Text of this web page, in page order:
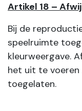
Artikel 18 –
Bij de
speelruimte
kleurweergave.
het uit te
toegelaten.